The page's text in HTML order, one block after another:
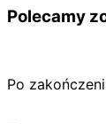
Polecamy
Po